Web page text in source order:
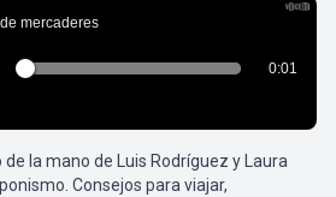
la mano de Luis Rodríguez y Laura
Consejos para viajar,